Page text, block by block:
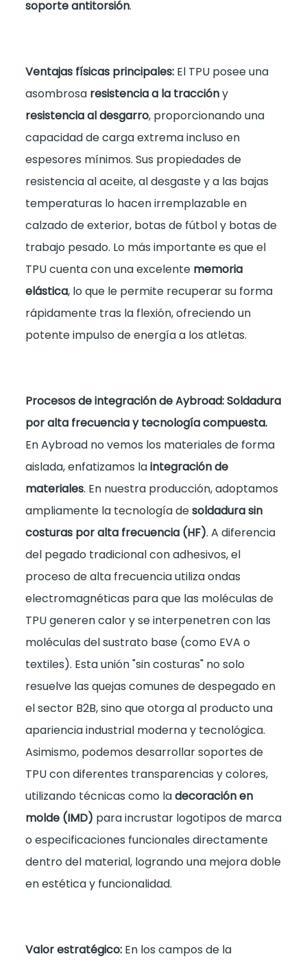
soporte antitorsión.
Ventajas físicas principales: El TPU posee una
asombrosa resistencia a la traccióny
resistencia al desgarro, proporcionando una
capacidad de carga extrema incluso en
espesores mínimos. Sus propiedades de
resistencia al aceite, al desgaste y a las bajas
temperaturas lo hacen irremplazable en
calzado de exterior, botas de fútbol y botas de
trabajo pesado. Lo más importante es que el
TPU cuenta con una excelente memoria
elástica, lo que le permite recuperar su forma
rápidamente tras la flexión, ofreciendo un
potente impulso de energía a los atletas.
Procesos de integración de Aybroad: Soldadura
por alta frecuencia y tecnología compuesta.
En Aybroad no vemos los materiales de forma
aislada, enfatizamos laintegración de
materiales. En nuestra producción, adoptamos
ampliamente la tecnología desoldadura sin
costuras por alta frecuencia (HF). A diferencia
del pegado tradicional con adhesivos, el
proceso de alta frecuencia utiliza ondas
electromagnéticas para que las moléculas de
TPU generen calor y se interpenetren con las
moléculas del sustrato base (como EVA o
textiles). Esta unión "sin costuras" no solo
resuelve las quejas comunes de despegado en
el sector B2B, sino que otorga al producto una
apariencia industrial moderna y tecnológica.
Asimismo, podemos desarrollar soportes de
TPU con diferentes transparencias y colores,
utilizando técnicas como ladecoración en
molde (IMD) para incrustar logotipos de marca
o especificaciones funcionales directamente
dentro del material, logrando una mejora doble
en estética y funcionalidad.
Valor estratégico: En los campos de la